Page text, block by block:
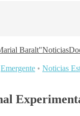
Baralt"Noticias
Emergente • Noticias